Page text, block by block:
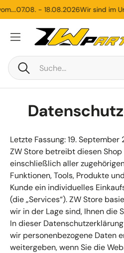
07.08. - 18.08.2026Wir sind im
Suche
Letzte Fassung: 19. September
ZW Store betreibt diesen
einschließlich aller
Funktionen, Tools, Produkte
Kunde ein individuelles
(die „Services“). ZW Store
wir in der Lage sind, Ihnen die
In dieser
wir personenbezogene Daten
weitergeben, wenn Sie die